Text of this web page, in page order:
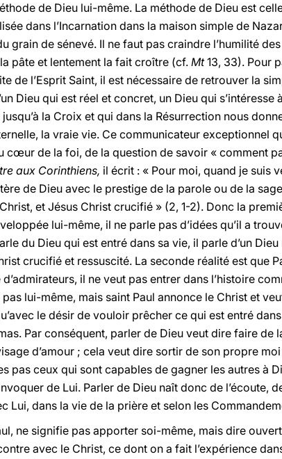
de Dieu lui-même. La méthode de Dieu est
dans l’Incarnation dans la maison simple de
grain de sénevé. Il ne faut pas craindre l’humilité
pâte et lentement la fait croître (cf. Mt13, 33). Pour
de l’Esprit Saint, il est nécessaire de retrouver la
Dieu qui est réel et concret, un Dieu qui
la Croix et qui dans la Résurrection nous
la vraie vie. Ce communicateur exceptionnel
cœur de la foi, de la question de savoir « comment
aux Corinthiens, il écrit : « Pour moi, quand je suis
de Dieu avec le prestige de la parole ou de la
et Jésus Christ crucifié » (2, 1-2). Donc la
lui-même, il ne parle pas d’idées qu’il a
du Dieu qui est entré dans sa vie, il parle d’un
crucifié et ressuscité. La seconde réalité est que
il ne veut pas entrer dans l’histoire
lui-même, mais saint Paul annonce le Christ et
le désir de vouloir prêcher ce qui est entré
Par conséquent, parler de Dieu veut dire faire de
d’amour ; cela veut dire sortir de son propre
pas ceux qui sont capables de gagner les autres à
de Lui. Parler de Dieu naît donc de l’écoute,
Lui, dans la vie de la prière et selon les
ne signifie pas apporter soi-même, mais dire
avec le Christ, ce dont on a fait l’expérience